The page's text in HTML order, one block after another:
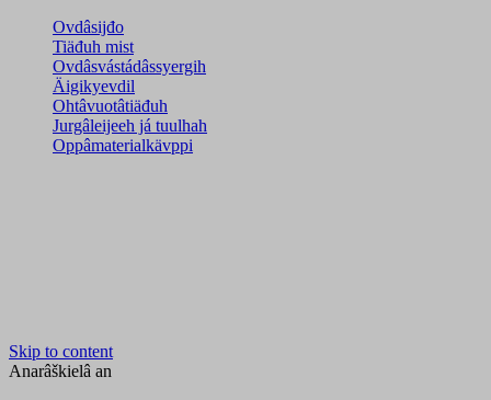
Ovdâsijđo
Tiäđuh mist
Ovdâsvástádâssyergih
Äigikyevdil
Ohtâvuotâtiäđuh
Jurgâleijeeh já tuulhah
Oppâmaterialkävppi
Skip to content
Anarâškielâ an